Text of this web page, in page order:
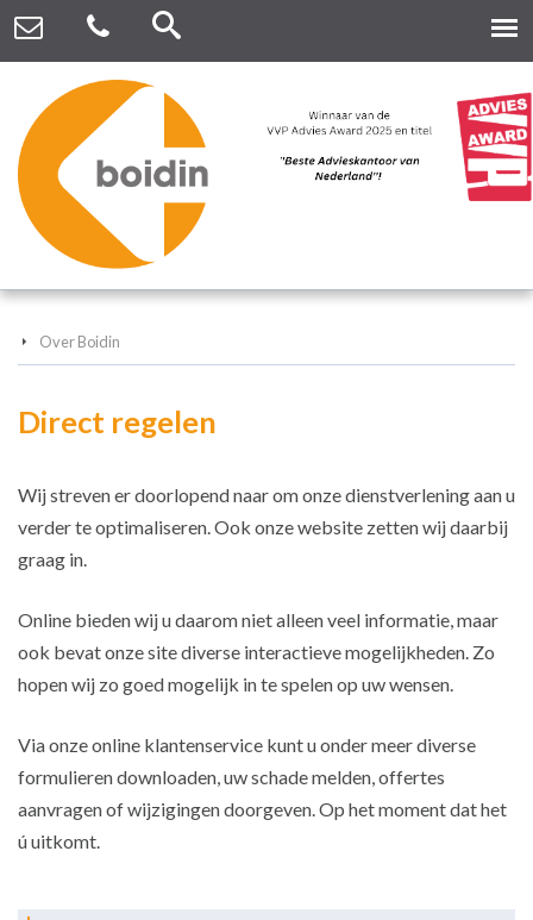
Over Boidin
Direct regelen
Wij streven er doorlopend naar om onze dienstverlening aan u
verder te optimaliseren. Ook onze website zetten wij daarbij
graag in.
Online bieden wij u daarom niet alleen veel informatie, maar
ook bevat onze site diverse interactieve mogelijkheden. Zo
hopen wij zo goed mogelijk in te spelen op uw wensen.
Via onze online klantenservice kunt u onder meer diverse
formulieren downloaden, uw schade melden, offertes
aanvragen of wijzigingen doorgeven. Op het moment dat het
ú uitkomt.